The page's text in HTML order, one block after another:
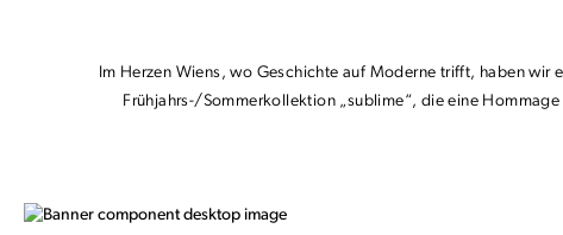
Im Herzen Wiens, wo Geschichte auf Moderne trifft, haben
Frühjahrs-/Sommerkollektion „sublime“, die eine